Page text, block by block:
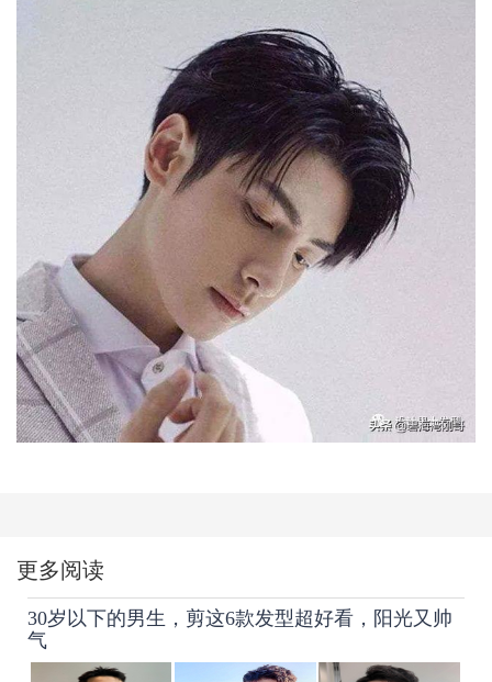
更多阅读
30岁以下的男生，剪这6款发型超好看，阳光又帅
气